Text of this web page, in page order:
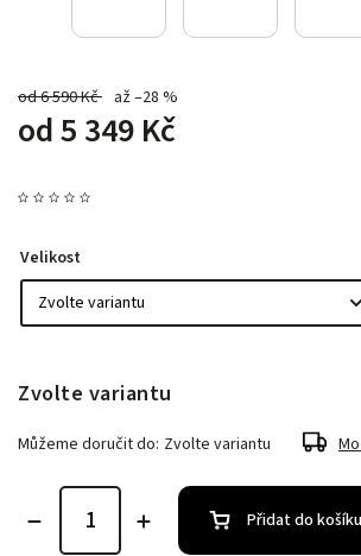
od 6 590 Kč až –28 %
od5 349 Kč
Velikost
Zvolte variantu
Můžeme doručit do: Zvolte variantu
Přidat do košíku